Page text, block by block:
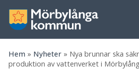
Hem » Nyheter » Nya brunnar ska
produktion av vattenverket i